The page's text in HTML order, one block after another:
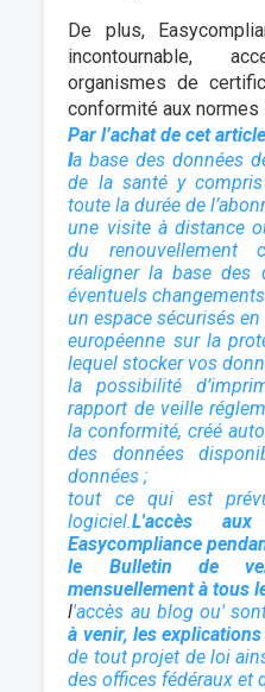
De plus,
incontournable,
organismes de
conformité aux normes
Par l’achat de cet
la base des données
de la santé y
toute la durée de
une visite à distance
du renouvellement
réaligner la base des
éventuels
un espace sécurisés
européenne sur la
lequel stocker vos
la possibilité
rapport de veille
la conformité, créé
des données
données ;
tout ce qui est
logiciel.L'accès aux
Easycompliance
le Bulletin de
mensuellement à tous
l'accès au blog ou'
à venir, les
de tout projet de loi
des offices fédéraux et